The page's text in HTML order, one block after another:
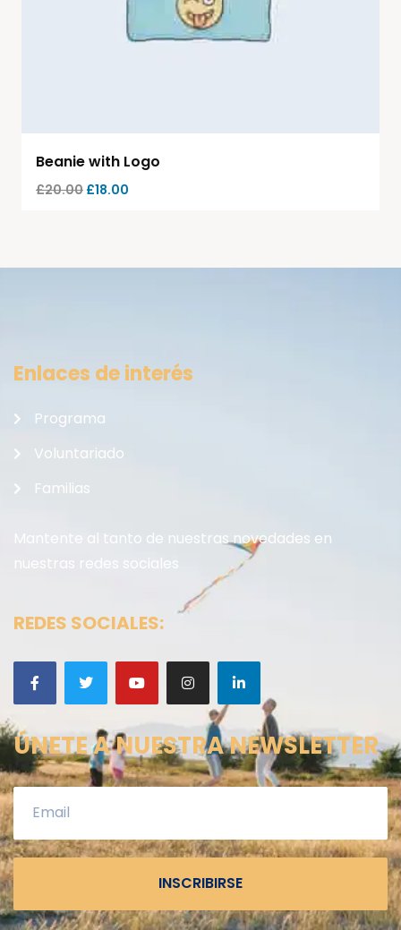
Beanie with Logo
£20.00 £18.00
Enlaces de interés
Programa
Voluntariado
Familias
Mantente al tanto de nuestras novedades en
nuestras redes sociales
REDES SOCIALES:
ÚNETE A NUESTRA NEWSLETTER
INSCRIBIRSE